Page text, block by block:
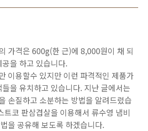
가격은 600g(한 근)에 8,000원이 채 되
을 하고 있습니다.
이용할수 있지만 이런 파격적인 제품가
을 유치하고 있습니다. 지난 글에서는
손질하고 소분하는 방법을 알려드렸습
트코 판삼겹살을 이용해서 류수영 냄비
을 공유해 보도록 하겠습니다.